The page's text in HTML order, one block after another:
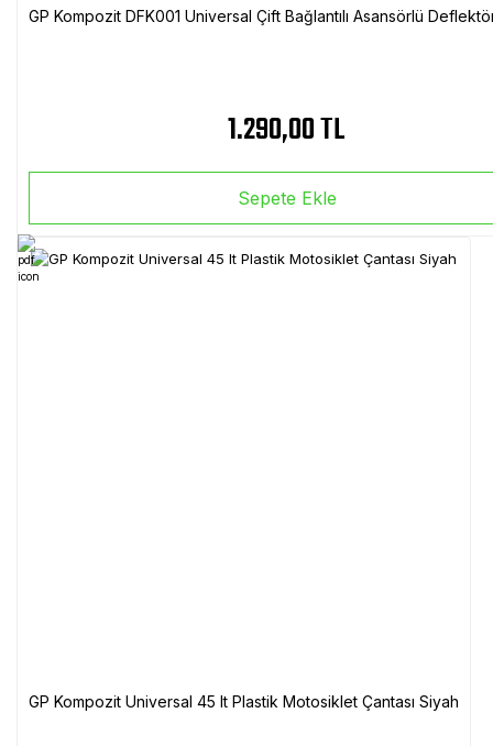
GP Kompozit DFK001 Universal Çift Bağlantılı Asansörlü
1.290,00 TL
Sepete Ekle
GP Kompozit Universal 45 lt Plastik Motosiklet Çantası Siyah